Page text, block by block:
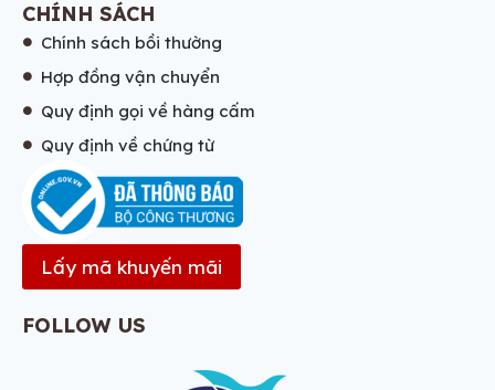
CHÍNH SÁCH
Chính sách bồi thường
Hợp đồng vận chuyển
Quy định gọi về hàng cấm
Quy định về chứng từ
Lấy mã khuyến mãi
FOLLOW US